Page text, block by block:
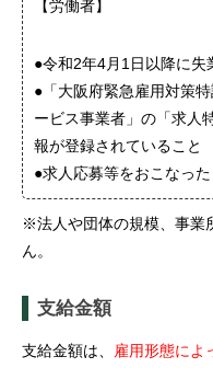
【労働者】
●令和2年4月1日以降に失
●「大阪府緊急雇用対策
ービス事業者」の「求人
報が登録されていること
●求人応募等をおこなっ
※法人や団体の規模、事業
ん。
支給金額
支給金額は、 雇用形態によ